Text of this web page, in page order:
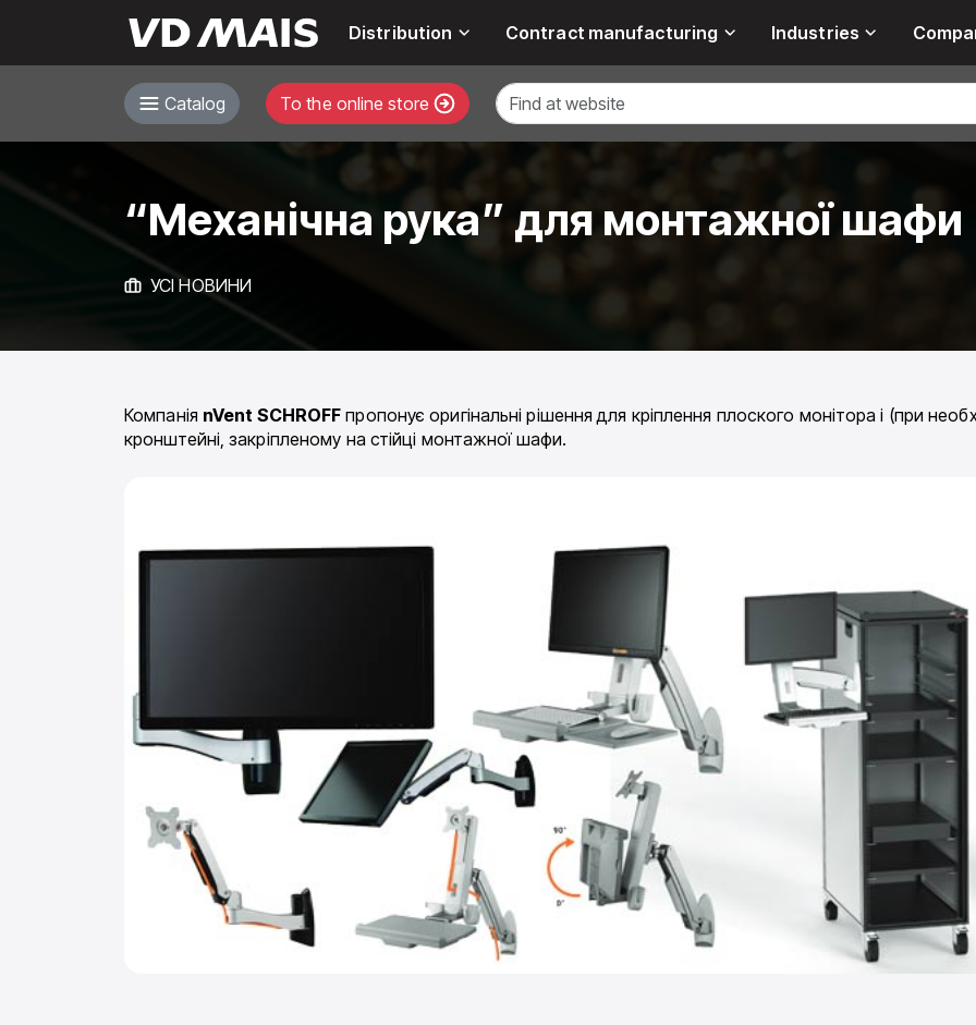
Distribution Contract manufacturing Industries
Catalog To the online store
“Механічна рука” для монтажної шафи
УСІ НОВИНИ
Компанія nVent SCHROFF пропонує оригінальні рішення для кріплення плоского монітора і (при
кронштейні, закріпленому на стійці монтажної шафи.